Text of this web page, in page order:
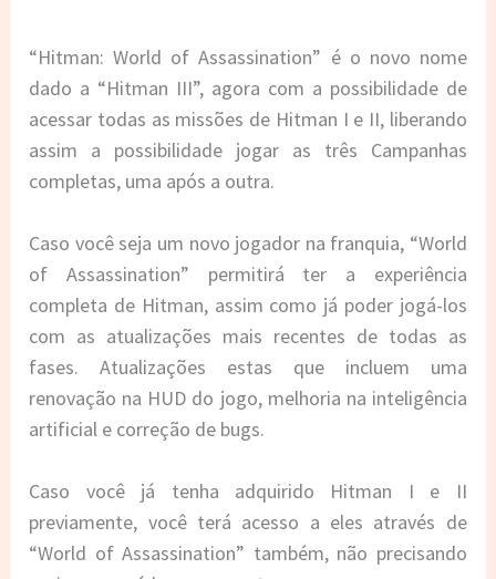
“Hitman: World of Assassination” é o novo nome
dado a “Hitman III”, agora com a possibilidade de
acessar todas as missões de Hitman I e II, liberando
assim a possibilidade jogar as três Campanhas
completas, uma após a outra.
Caso você seja um novo jogador na franquia, “World
of Assassination” permitirá ter a experiência
completa de Hitman, assim como já poder jogá-los
com as atualizações mais recentes de todas as
fases. Atualizações estas que incluem uma
renovação na HUD do jogo, melhoria na inteligência
artificial e correção de bugs.
Caso você já tenha adquirido Hitman I e II
previamente, você terá acesso a eles através de
“World of Assassination” também, não precisando